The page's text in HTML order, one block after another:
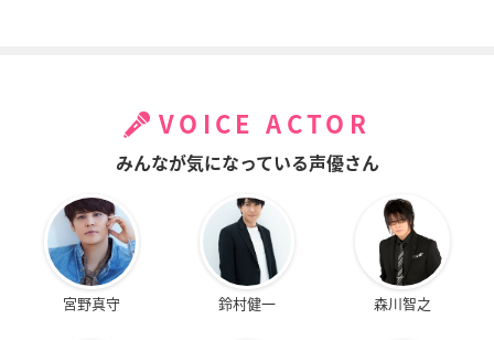
VOICE ACTOR
みんなが気になっている声優さん
宮野真守 鈴村健一 森川智之